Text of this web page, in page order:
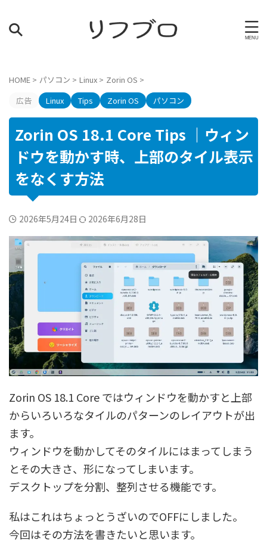
HOME > パソコン > Linux > Zorin OS >
広告
Linux Tips Zorin OS パソコン
Zorin OS 18.1 Core Tips ｜ウィン
ドウを動かす時、上部のタイル表示
をなくす方法
2026年5月24日 2026年6月28日
Zorin OS 18.1 Core ではウィンドウを動かすと上部
からいろいろなタイルのパターンのレイアウトが出
ます。
ウィンドウを動かしてそのタイルにはまってしまう
とその大きさ、形になってしまいます。
デスクトップを分割、整列させる機能です。
私はこれはちょっとうざいのでOFFにしました。
今回はその方法を書きたいと思います。